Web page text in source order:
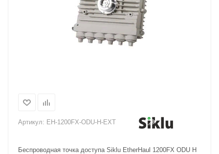
Артикул: EH-1200FX-ODU-H-EXT
Беспроводная точка доступа Siklu EtherHaul 1200FX ODU H